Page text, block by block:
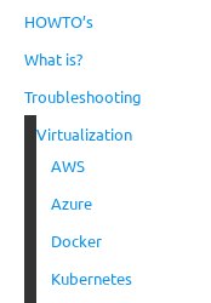
HOWTO’s
What is?
Troubleshooting
Virtualization
AWS
Azure
Docker
Kubernetes